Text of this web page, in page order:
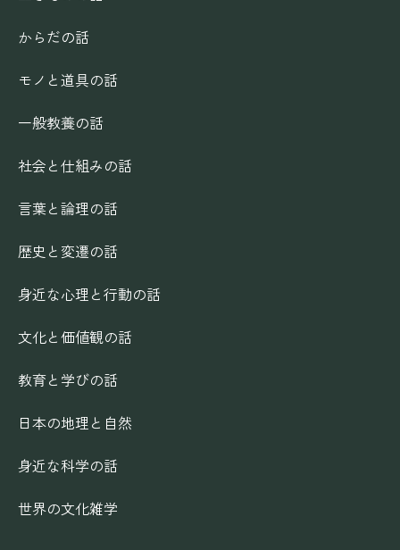
からだの話
モノと道具の話
一般教養の話
社会と仕組みの話
言葉と論理の話
歴史と変遷の話
身近な心理と行動の話
文化と価値観の話
教育と学びの話
日本の地理と自然
身近な科学の話
世界の文化雑学